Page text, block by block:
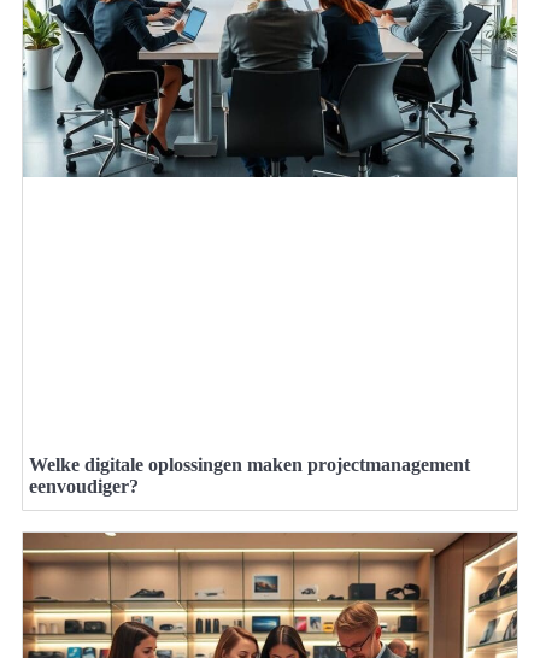
Welke digitale oplossingen maken projectmanagement
eenvoudiger?